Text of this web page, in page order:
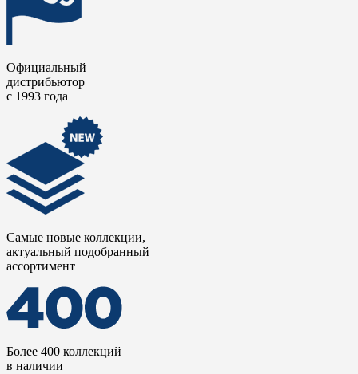
Официальный
дистрибьютор
с 1993 года
Самые новые коллекции,
актуальный подобранный
ассортимент
Более 400 коллекций
в наличии